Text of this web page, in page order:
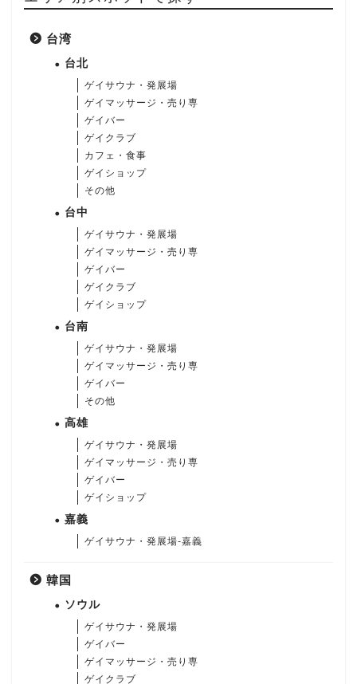
台湾
台北
ゲイサウナ・発展場
ゲイマッサージ・売り専
ゲイバー
ゲイクラブ
カフェ・食事
ゲイショップ
その他
台中
ゲイサウナ・発展場
ゲイマッサージ・売り専
ゲイバー
ゲイクラブ
ゲイショップ
台南
ゲイサウナ・発展場
ゲイマッサージ・売り専
ゲイバー
その他
高雄
ゲイサウナ・発展場
ゲイマッサージ・売り専
ゲイバー
ゲイショップ
嘉義
ゲイサウナ・発展場-嘉義
韓国
ソウル
ゲイサウナ・発展場
ゲイバー
ゲイマッサージ・売り専
ゲイクラブ